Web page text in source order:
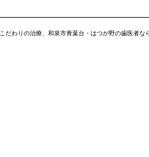
こだわりの治療、和泉市青葉台・はつが野の歯医者な